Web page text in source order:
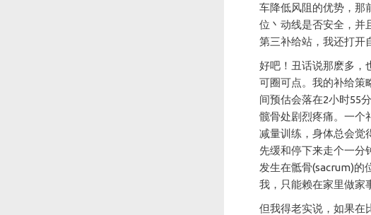
车降低风阻的优势，那
位丶动线是否安全，并
第三补给站，我还打开
好吧！丑话说那麽多，
可圈可点。我的补给策
间预估会落在2小时55
髋骨处剧烈疼痛。一个
减量训练，身体总会觉
先缓和停下来走个一分
发生在骶骨(sacrum)的
我，只能赖在家里做家
但我得老实说，如果在